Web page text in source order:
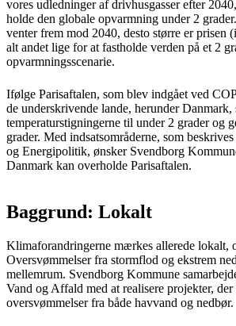
vores udledninger af drivhusgasser efter
holde den globale opvarmning under 2
venter frem mod 2040, desto større er prisen
alt andet lige for at fastholde verden på et 2
opvarmningsscenarie.
Ifølge Parisaftalen, som blev indgået ved
de underskrivende lande, herunder
temperaturstigningerne til under 2 grader og
grader. Med indsatsområderne, som
og Energipolitik, ønsker Svendborg
Danmark kan overholde Parisaftalen.
Baggrund: Lokalt
Klimaforandringerne mærkes allerede lokalt,
Oversvømmelser fra stormflod og ekstrem
mellemrum. Svendborg Kommune
Vand og Affald med at realisere projekter,
oversvømmelser fra både havvand og nedbør.